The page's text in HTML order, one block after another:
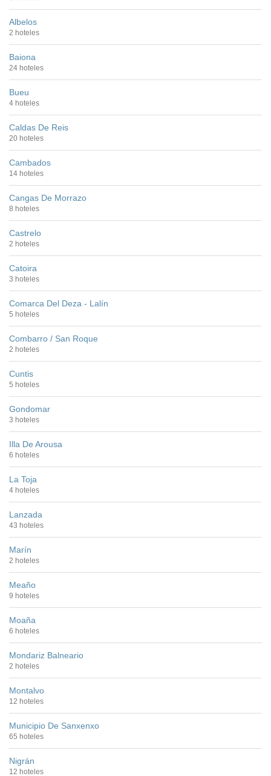
Albelos
2 hoteles
Baiona
24 hoteles
Bueu
4 hoteles
Caldas De Reis
20 hoteles
Cambados
14 hoteles
Cangas De Morrazo
8 hoteles
Castrelo
2 hoteles
Catoira
3 hoteles
Comarca Del Deza - Lalín
5 hoteles
Combarro / San Roque
2 hoteles
Cuntis
5 hoteles
Gondomar
3 hoteles
Illa De Arousa
6 hoteles
La Toja
4 hoteles
Lanzada
43 hoteles
Marín
2 hoteles
Meaño
9 hoteles
Moaña
6 hoteles
Mondariz Balneario
2 hoteles
Montalvo
12 hoteles
Municipio De Sanxenxo
65 hoteles
Nigrán
12 hoteles